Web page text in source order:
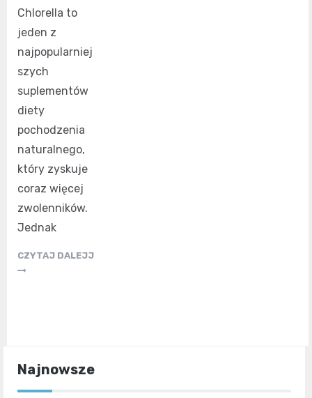
Chlorella to
jeden z
najpopularniej
szych
suplementów
diety
pochodzenia
naturalnego,
który zyskuje
coraz więcej
zwolenników.
Jednak
CZYTAJ DALEJJ
Najnowsze